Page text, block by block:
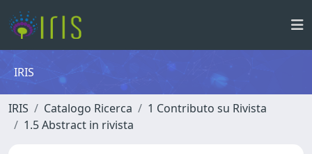
IRIS
IRIS Catalogo Ricerca
1 Contributo su Rivista
1.5 Abstract in rivista